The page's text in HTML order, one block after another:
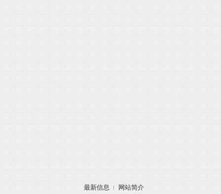
最新信息 网站简介